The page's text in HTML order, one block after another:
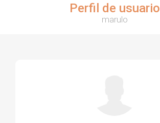
Perfil de usuario
marulo